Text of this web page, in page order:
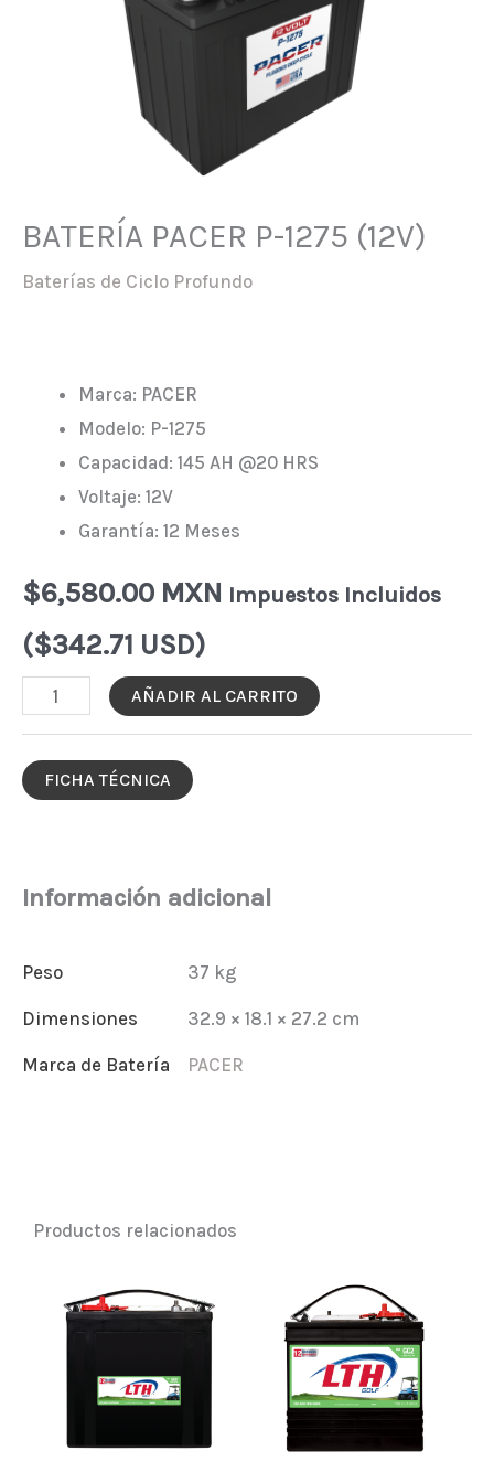
BATERÍA PACER P-1275 (12V)
Baterías de Ciclo Profundo
Marca: PACER
Modelo: P-1275
Capacidad: 145 AH @20 HRS
Voltaje: 12V
Garantía: 12 Meses
$6,580.00 MXN Impuestos Incluidos
($342.71 USD)
BATERÍA
P-
1275
AÑADIR AL CARRITO
FICHA TÉCNICA
Información adicional
Peso 37 kg
Dimensiones 32.9 × 18.1 × 27.2 cm
Marca de Batería PACER
Productos relacionados